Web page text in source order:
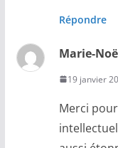
Répondre
Marie-
19 janvier
Merci